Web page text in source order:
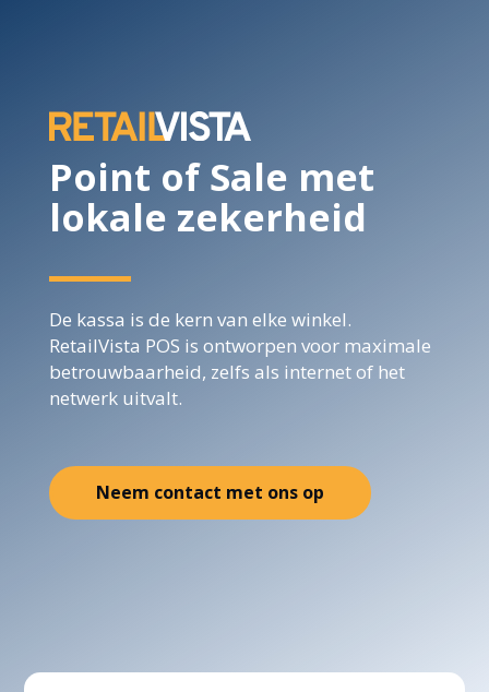
Point of Sale met
lokale zekerheid
De kassa is de kern van elke winkel.
RetailVista POS is ontworpen voor maximale
betrouwbaarheid, zelfs als internet of het
netwerk uitvalt.
Neem contact met ons op